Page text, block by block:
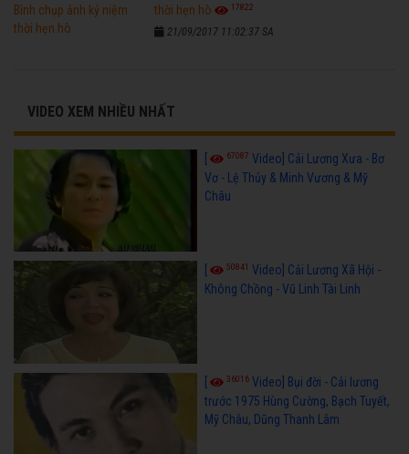
thời hẹn hò
17822
21/09/2017 11:02:37 SA
VIDEO XEM NHIỀU NHẤT
[ 67087 Video] Cải Lương Xưa - Bơ
Vơ - Lệ Thủy & Minh Vương & Mỹ
Châu
50841
Video] Cải Lương Xã Hội -
Không Chồng - Vũ Linh Tài Linh
36016 Video] Bụi đời - Cải lương
trước 1975 Hùng Cường, Bạch Tuyết,
Mỹ Châu, Dũng Thanh Lâm